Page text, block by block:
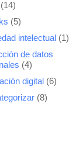
(14)
(5)
intelectual (1)
de datos
(4)
digital (6)
(8)